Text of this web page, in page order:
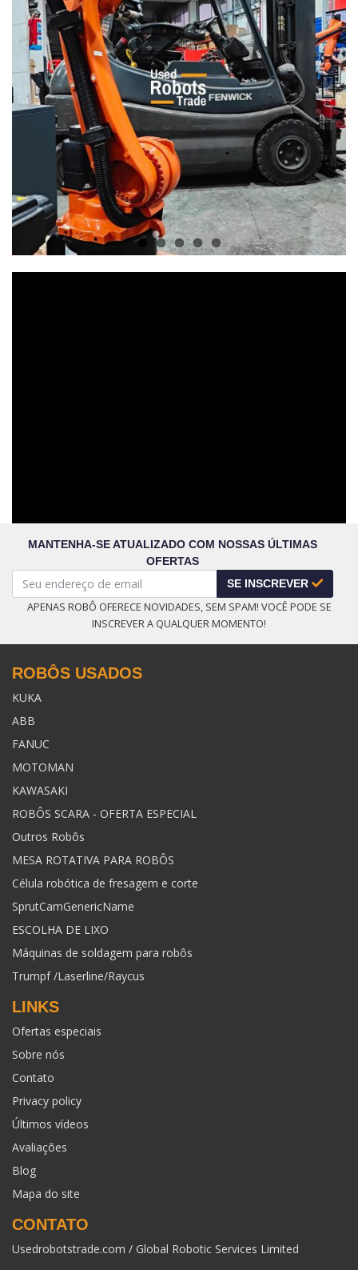
Previous Next
MANTENHA-SE ATUALIZADO COM NOSSAS ÚLTIMAS
OFERTAS
SE INSCREVER
APENAS ROBÔ OFERECE NOVIDADES, SEM SPAM! VOCÊ PODE SE
INSCREVER A QUALQUER MOMENTO!
ROBÔS USADOS
KUKA
ABB
FANUC
MOTOMAN
KAWASAKI
ROBÔS SCARA - OFERTA ESPECIAL
Outros Robôs
MESA ROTATIVA PARA ROBÔS
Célula robótica de fresagem e corte
SprutCamGenericName
ESCOLHA DE LIXO
Máquinas de soldagem para robôs
Trumpf /Laserline/Raycus
LINKS
Ofertas especiais
Sobre nós
Contato
Privacy policy
Últimos vídeos
Avaliações
Blog
Mapa do site
CONTATO
Usedrobotstrade.com / Global Robotic Services Limited